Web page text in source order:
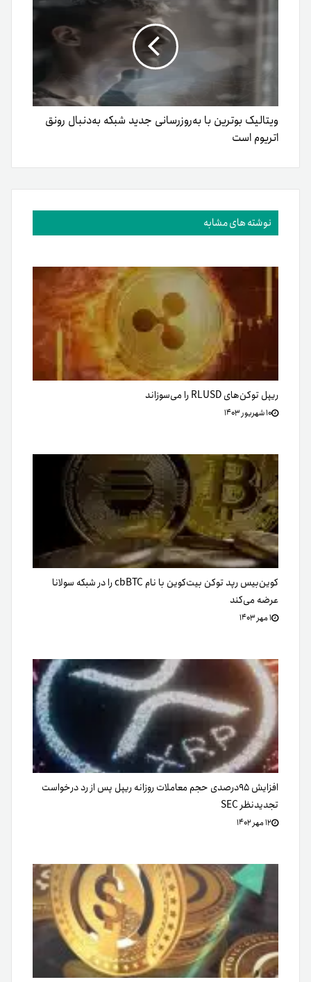
ویتالیک بوترین با به‌روزرسانی جدید شبکه به‌دنبال رونق
اتریوم است
نوشته های مشابه
ریپل توکن‌های RLUSD را می‌سوزاند
۱۰ شهریور ۱۴۰۳
کوین‌بیس رپد توکن بیت‌کوین با نام cbBTC را در شبکه سولانا
عرضه می‌کند
۱ مهر ۱۴۰۳
افزایش ۹۵درصدی حجم معاملات روزانه ریپل پس از رد درخواست
تجدیدنظر SEC
۱۲ مهر ۱۴۰۲